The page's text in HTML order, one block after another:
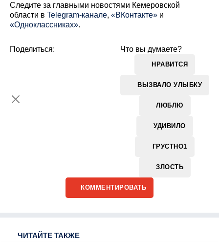
Cледите за главными новостями Кемеровской
области в Telegram-канале, «ВКонтакте» и
«Одноклассниках».
Что вы думаете?
НРАВИТСЯ
ВЫЗВАЛО УЛЫБКУ
ЛЮБЛЮ
УДИВИЛО
ГРУСТНО1
ЗЛОСТЬ
Поделиться:
КОММЕНТИРОВАТЬ
ЧИТАЙТЕ ТАКЖЕ